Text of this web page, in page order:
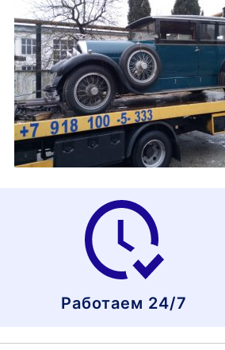
Работаем 24/7